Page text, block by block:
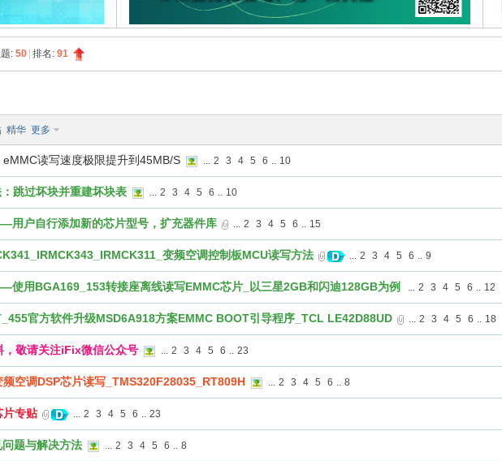
题:50 排名:91
精华 更多
eMMC读写速度极限提升到45MB/S ... 2 3 4 5 6 .. 10
跳过坏块并重建坏块表 ... 2 3 4 5 6 .. 10
用户自行添加新的芯片型号，扩充器件库 ... 2 3 4 5 6 .. 15
变频空调控制板MCU读写方法 ... 2 3 4 5 6 .. 9
使用BGA169_153转接座离线读写EMMC芯片_以三星2GB和闪迪128GB为例 ... 2 3 4 5 6 .. 12
官方软件升级MSD6A918方案EMMC BOOT引导程序_TCL LE42D88UD ... 2 3 4 5 6 .. 18
，敬请关注iFix微信公众号 ... 2 3 4 5 6 .. 23
空调DSP芯片读写_TMS320F28035_RT809H ... 2 3 4 5 6 .. 8
片专贴 ... 2 3 4 5 6 .. 23
题与解决方法 ... 2 3 4 5 6 .. 8